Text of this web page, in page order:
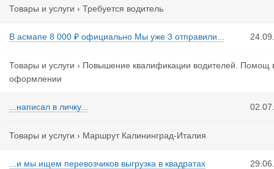
Товары и услуги › Требуется водитель
В асмапе 8 000 ₽ официально Мы уже 3 отправили...
Товары и услуги › Повышение квалификации водителей. Помощ
оформлении
...написал в личку...
Товары и услуги › Маршрут Калининград-Италия
...и мы ищем перевозчиков выгрузка в квадратах